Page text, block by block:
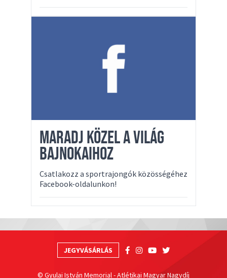
MARADJ KÖZEL A VILÁG
BAJNOKAIHOZ
Csatlakozz a sportrajongók közösségéhez
Facebook-oldalunkon!
JEGYVÁSÁRLÁS
© Gyulai István Memorial - Atlétikai Magyar Nagydíj